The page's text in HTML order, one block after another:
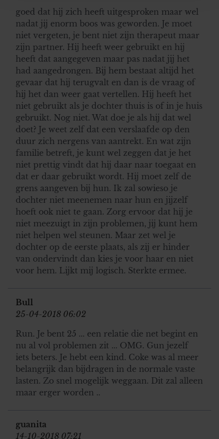
en om ons websiteverkeer te analyseren. Ook delen we
informatie over uw gebruik van onze site met onze
partners voor social media, adverteren en analyse. Deze
partners kunnen deze gegevens combineren met andere
informatie die u aan ze heeft verstrekt of die ze hebben
verzameld op basis van uw gebruik van hun services. U
gaat akkoord met onze cookies als u onze website blijft
gebruiken.
goed dat hij zich heeft uitgesproken maar wel
nadat jij enorm boos was geworden. Je moet
niet vergeten, je bent niet zijn therapeut maar
zijn partner. Hij heeft weer gebruikt en hij
heeft dat aangegeven maar pas nadat jij het
had aangedrongen. Bij hem bestaat altijd het
gevaar dat hij terugvalt en dan is de vraag of
hij het dan weer gaat vertellen. Hij heeft het
niet gebruikt als je dochter thuis is of in je huis
gebruikt. Nog niet. Wat doe je als hij dat wel
doet? Je weet zelf dat een verslaafde op den
duur zich nergens van aantrekt. En wat zijn
familie betreft, je kunt wel zeggen dat je het
niet prettig vindt dat hij daar naar toegaat en
dat er daar gebruikt wordt. Hij moet zelf de
grens aangeven bij hun. Ik zal sowieso je
dochter niet meenemen naar hun en jijzelf
hoeft ook niet te gaan. Zorg ervoor dat hij je
niet meezuigt in zijn problemen, jij kunt hem
niet helpen wel steunen. Maar zet wel je
dochter op de eerste plaats, als zij er hinder
van ondervindt dan kies je voor haar en niet
voor hem. Lijkt mij logisch. Sterkte ermee.
Bull
25-04-2018 06:02
Run. Je bent 25 ... een relatie die net begint en
nu al vol problemen zit ... OMG. Gun jezelf
iets beters. Je hebt een kind. Coke was al meer
belangrijk dan bijdragen in de normale vaste
lasten. Zo snel mogelijk weggaan. Dit zal alleen
maar erger worden ..
guanita
14-10-2018 07:21